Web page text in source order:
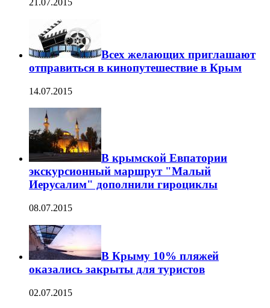
21.07.2015
Всех желающих приглашают
отправиться в кинопутешествие в Крым
14.07.2015
В крымской Евпатории
экскурсионный маршрут "Малый
Иерусалим" дополнили гироциклы
08.07.2015
В Крыму 10% пляжей
оказались закрыты для туристов
02.07.2015